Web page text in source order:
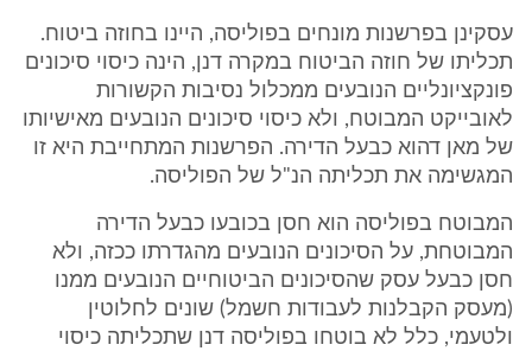
עסקינן בפרשנות מונחים בפוליסה, היינו בחוזה ביטוח.
תכליתו של חוזה הביטוח במקרה דנן, הינה כיסוי סיכונים
פונקציונליים הנובעים ממכלול נסיבות הקשורות
לאובייקט המבוטח, ולא כיסוי סיכונים הנובעים מאישיותו
של מאן דהוא כבעל הדירה. הפרשנות המתחייבת היא זו
המגשימה את תכליתה הנ"ל של הפוליסה.
המבוטח בפוליסה הוא חסן בכובעו כבעל הדירה
המבוטחת, על הסיכונים הנובעים מהגדרתו ככזה, ולא
חסן כבעל עסק שהסיכונים הביטוחיים הנובעים ממנו
(מעסק הקבלנות לעבודות חשמל) שונים לחלוטין
ולטעמי, כלל לא בוטחו בפוליסה דנן שתכליתה כיסוי